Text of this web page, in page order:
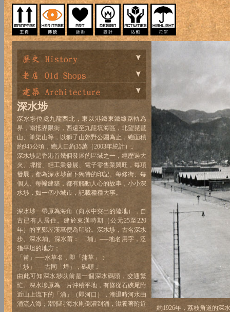
深水埗
深水埗位處九龍西北，東以港鐵東鐵線路軌為
界，南抵界限街，西遠至九龍填海區，北望琵琶
山、筆架山等，以獅子山郊野公園為止，總面積
約945公頃，總人口約35萬（2003年統計）。
深水埗是香港首幾個發展的區域之一，經歷過大
火、牌檔、輕工業發展、電子零售業興旺，每項
發展，都為深水埗留下獨特的印記。每條街、每
個人、每幢建築，都有觸動人心的故事，小小深
水埗，如一個小城市，記載種種大事。
深水埗一帶原為海角（向水中突出的陸地），自
古已有人居住。建於東漢時期（公元25至220
年）的李鄭屋漢墓便為印證。深水埗，古名深水
步、深水埔、深水莆： 「埔」──地名用字，泛
指平坦的地方；
「莆」──水草名，即「蒲草」；
「埗」──古同「埠」，碼頭；
由此可知深水埗以前是一個深水碼頭，交通繁
忙。深水埗原為一片沖積平地，有條從石硤尾附
近山上流下的「涌」（即河口），潮退時河水由
涌流入海；潮漲時海水則倒灌到涌，滋養著附近
約1926年，荔枝角道的深